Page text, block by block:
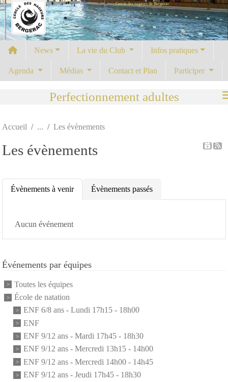
Cercle des nageurs de Bergerac
News La vie du Club Infos pratiques
Agenda Médias Contact et Plan Participer
Perfectionnement adultes
Accueil Les évènements
Les évènements
Évènements à venir Évènements passés
Aucun événement
Événements par équipes
Toutes les équipes
École de natation
ENF 6/8 ans - Lundi 17h15 - 18h00
ENF
ENF 9/12 ans - Mardi 17h45 - 18h30
ENF 9/12 ans - Mercredi 13h15 - 14h00
ENF 9/12 ans - Mercredi 14h00 - 14h45
ENF 9/12 ans - Jeudi 17h45 - 18h30
Panneau de gestion des cookies